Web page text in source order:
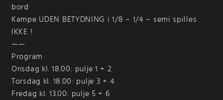
bord
Kampe UDEN BETYDNING i 1/8 – 1/4 – semi spilles
IKKE !
——
Program
Onsdag kl. 18.00: pulje 1 + 2
Torsdag kl. 18.00: pulje 3 + 4
Fredag kl. 13.00: pulje 5 + 6